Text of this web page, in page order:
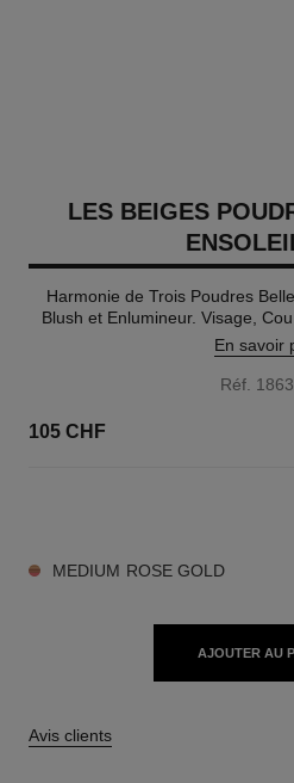
LES BEIGES
Harmonie de Trois Poudres
Blush et Enlumineur. Visage,
En savoir
Réf.
105 CHF
MEDIUM ROSE GOLD
AJOUTER AU
Avis clients